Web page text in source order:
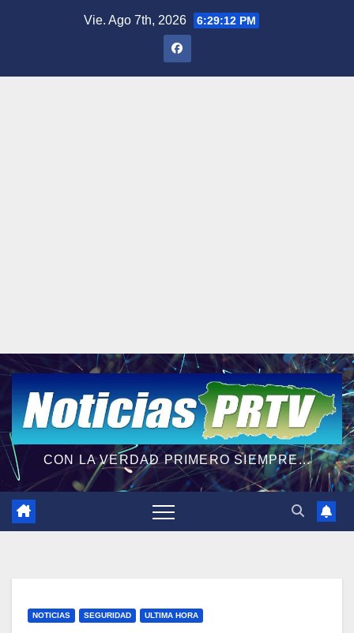
Vie. Ago 7th, 2026 6:29:13 PM
CON LA VERDAD PRIMERO SIEMPRE...
NOTICIAS SEGURIDAD ULTIMA HORA